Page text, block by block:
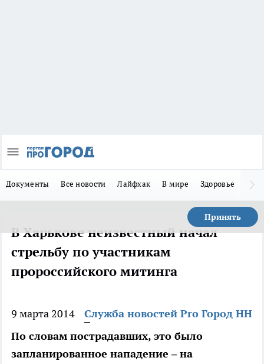
Документы Все новости Лайфхак В мире Здоровье
Принять
В Харькове неизвестный начал
стрельбу по участникам
пророссийского митинга
9 марта 2014
Служба новостей Pro Город НН
По словам пострадавших, это было
запланированное нападение – на